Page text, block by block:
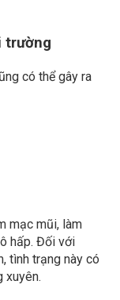
trường
có thể gây ra
mạc mũi, làm
hấp. Đối với
tình trạng này có
xuyên.